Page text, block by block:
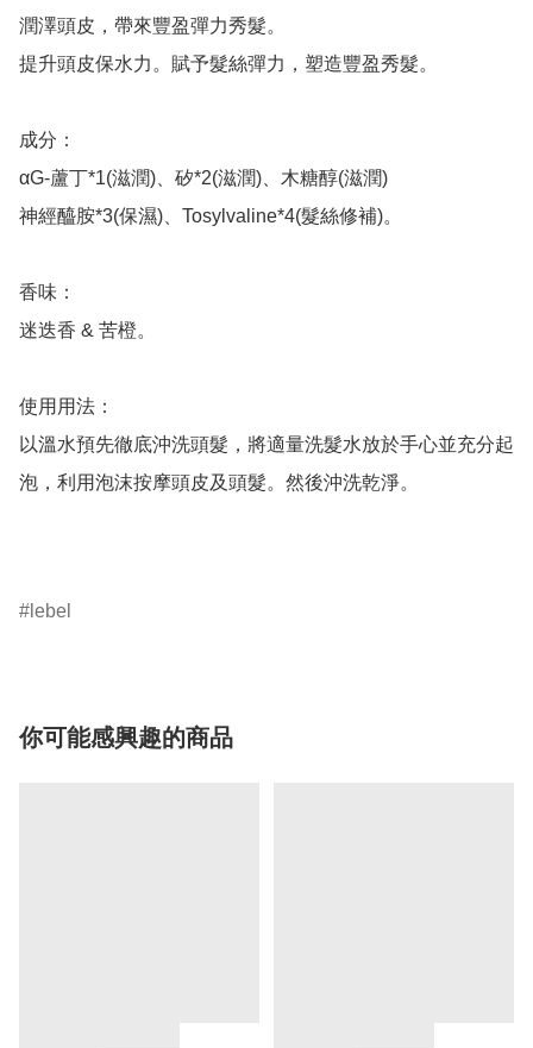
潤澤頭皮，帶來豐盈彈力秀髮。
提升頭皮保水力。賦予髮絲彈力，塑造豐盈秀髮。
成分：
αG-蘆丁*1(滋潤)、矽*2(滋潤)、木糖醇(滋潤)
神經醯胺*3(保濕)、Tosylvaline*4(髮絲修補)。
香味：
迷迭香 & 苦橙。
使用用法：
以溫水預先徹底沖洗頭髮，將適量洗髮水放於手心並充分起
泡，利用泡沫按摩頭皮及頭髮。然後沖洗乾淨。
lebel
你可能感興趣的商品